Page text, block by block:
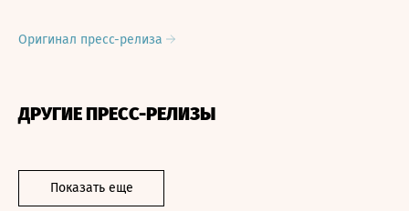
Оригинал пресс-релиза
ДРУГИЕ ПРЕСС-РЕЛИЗЫ
Показать еще